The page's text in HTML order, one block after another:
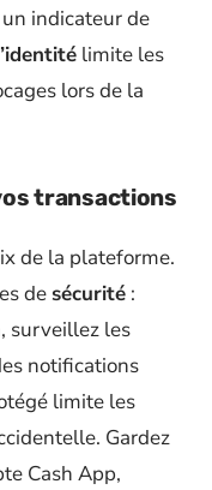
indicateur de
limite les
lors de la
transactions
de la plateforme.
de sécurité :
surveillez les
notifications
limite les
Gardez
Cash App,